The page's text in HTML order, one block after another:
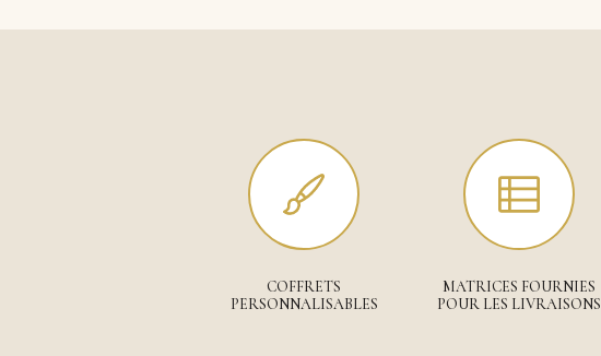
COFFRETS
PERSONNALISABLES
MATRICES FOURNIES
POUR LES LIVRAISONS